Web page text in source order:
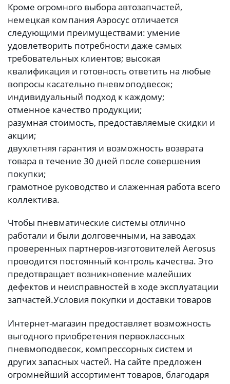
Кроме огромного выбора автозапчастей,
немецкая компания Аэросус отличается
следующими преимуществами: умение
удовлетворить потребности даже самых
требовательных клиентов; высокая
квалификация и готовность ответить на любые
вопросы касательно пневмоподвесок;
индивидуальный подход к каждому;
отменное качество продукции;
разумная стоимость, предоставляемые скидки и
акции;
двухлетняя гарантия и возможность возврата
товара в течение 30 дней после совершения
покупки;
грамотное руководство и слаженная работа всего
коллектива.
Чтобы пневматические системы отлично
работали и были долговечными, на заводах
проверенных партнеров-изготовителей Aerosus
проводится постоянный контроль качества. Это
предотвращает возникновение малейших
дефектов и неисправностей в ходе эксплуатации
запчастей.Условия покупки и доставки товаров
Интернет-магазин предоставляет возможность
выгодного приобретения первоклассных
пневмоподвесок, компрессорных систем и
других запасных частей. На сайте предложен
огромнейший ассортимент товаров, благодаря